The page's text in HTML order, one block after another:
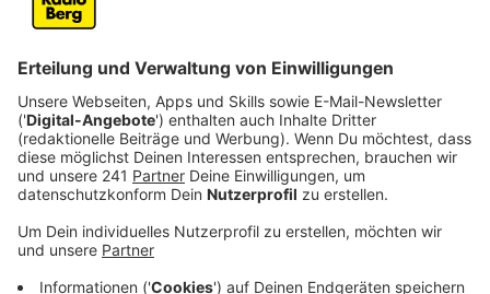
Bundesweit gehört die AfD zu den Verlieren der
Bundestagswahl – bei uns im Oberbergischen hat sie
überdurchschnittlich viele Stimmen geholt, das zeigt
nicht braun".
Waldbröl im Oberbergischen, eine beschauliche